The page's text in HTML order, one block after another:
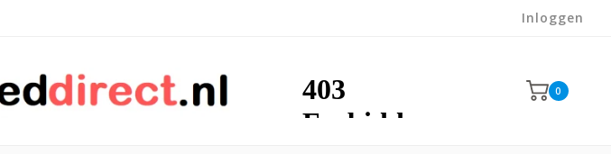
Inloggen
0